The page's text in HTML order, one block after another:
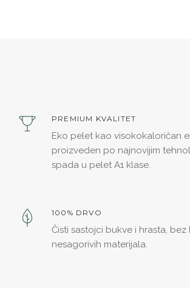
PREMIUM KVALITET
Eko pelet kao visokokaloričan
proizveden po najnovijim
spada u pelet A1 klase.
100% DRVO
Čisti sastojci bukve i hrasta, bez
nesagorivih materijala.